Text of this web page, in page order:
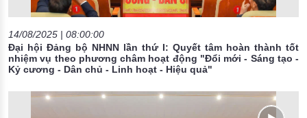
14/08/2025 | 08:00:00
Đại hội Đảng bộ NHNN lần thứ I: Quyết tâm hoàn thành tốt
nhiệm vụ theo phương châm hoạt động "Đổi mới - Sáng tạo -
Kỷ cương - Dân chủ - Linh hoạt - Hiệu quả"